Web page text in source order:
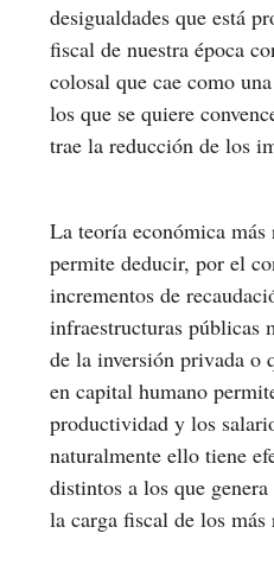
desigualdades que está
fiscal de nuestra época
colosal que cae como
los que se quiere
trae la reducción de los
La teoría económica
permite deducir, por el
incrementos de
infraestructuras públicas
de la inversión privada o
en capital humano
productividad y los
naturalmente ello tiene
distintos a los que
la carga fiscal de los más